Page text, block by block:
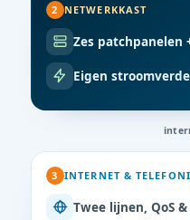
2 NETWERKKAST
Zes patchpanelen
Eigen
3 INTERNET &
Twee lijnen, QoS